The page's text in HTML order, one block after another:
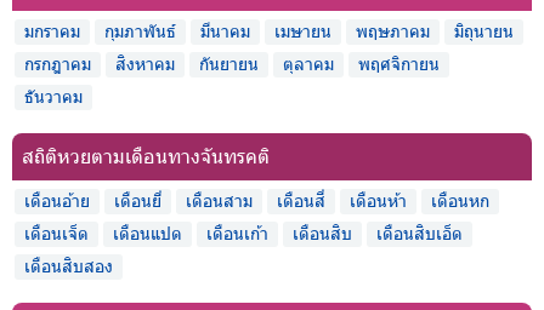
มกราคม กุมภาพันธ์ มีนาคม เมษายน พฤษภาคม
มิถุนายน
กรกฎาคม
สิงหาคม กันยายน ตุลาคม
พฤศจิกายน
ธันวาคม
สถิติหวยตามเดือนทางจันทรคติ
เดือนอ้าย เดือนยี่ เดือนสาม เดือนสี่ เดือนห้า
เดือนหก
เดือนเจ็ด
เดือนแปด เดือนเก้า เดือนสิบ
เดือนสิบเอ็ด
เดือนสิบสอง